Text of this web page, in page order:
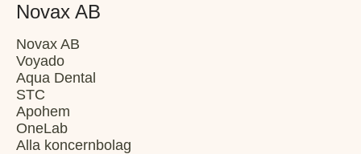
Novax AB
Novax AB
Voyado
Aqua Dental
STC
Apohem
OneLab
Alla koncernbolag